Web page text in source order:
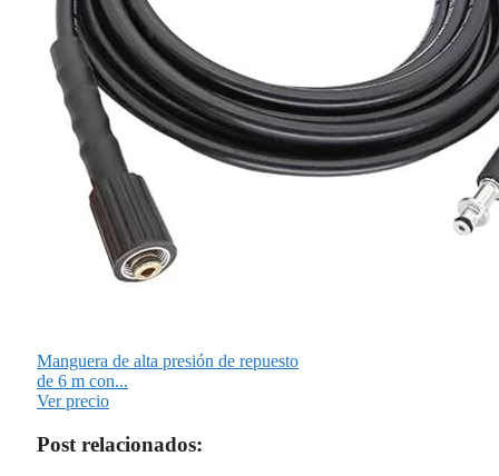
Manguera de alta presión de repuesto
de 6 m con...
Ver precio
Post relacionados: